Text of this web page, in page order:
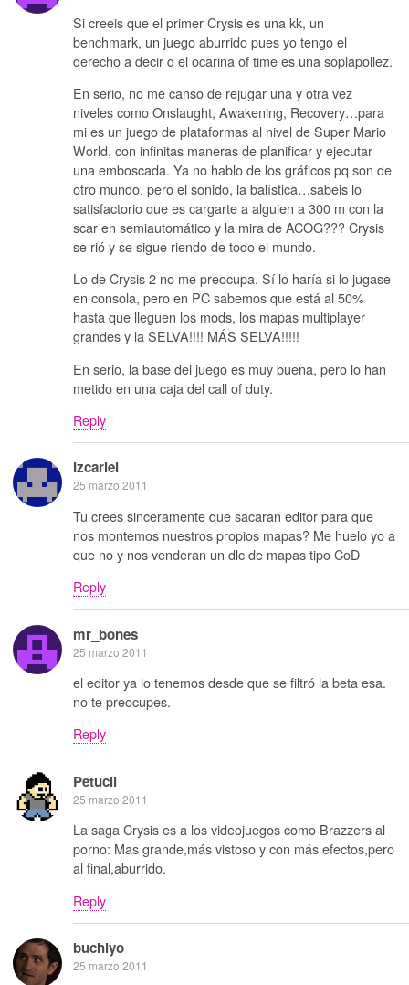
Si creeis que el primer Crysis es una kk, un
benchmark, un juego aburrido pues yo tengo el
derecho a decir q el ocarina of time es una soplapollez.
En serio, no me canso de rejugar una y otra vez
niveles como Onslaught, Awakening, Recovery…para
mi es un juego de plataformas al nivel de Super Mario
World, con infinitas maneras de planificar y ejecutar
una emboscada. Ya no hablo de los gráficos pq son de
otro mundo, pero el sonido, la balística…sabeis lo
satisfactorio que es cargarte a alguien a 300 m con la
scar en semiautomático y la mira de ACOG??? Crysis
se rió y se sigue riendo de todo el mundo.
Lo de Crysis 2 no me preocupa. Sí lo haría si lo jugase
en consola, pero en PC sabemos que está al 50%
hasta que lleguen los mods, los mapas multiplayer
grandes y la SELVA!!!! MÁS SELVA!!!!!
En serio, la base del juego es muy buena, pero lo han
metido en una caja del call of duty.
Reply
Izcariel
25 marzo 2011
Tu crees sinceramente que sacaran editor para que
nos montemos nuestros propios mapas? Me huelo yo a
que no y nos venderan un dlc de mapas tipo CoD
Reply
mr_bones
25 marzo 2011
el editor ya lo tenemos desde que se filtró la beta esa.
no te preocupes.
Reply
Petucli
25 marzo 2011
La saga Crysis es a los videojuegos como Brazzers al
porno: Mas grande,más vistoso y con más efectos,pero
al final,aburrido.
Reply
buchiyo
25 marzo 2011